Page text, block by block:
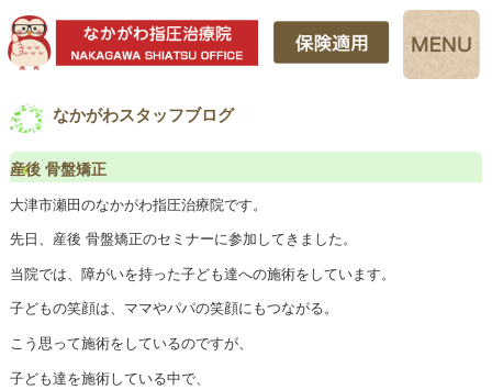
なかがわスタッフブログ
産後 骨盤矯正
大津市瀬田のなかがわ指圧治療院です。
先日、産後 骨盤矯正のセミナーに参加してきました。
当院では、障がいを持った子ども達への施術をしています。
子どもの笑顔は、ママやパパの笑顔にもつながる。
こう思って施術をしているのですが、
子ども達を施術している中で、